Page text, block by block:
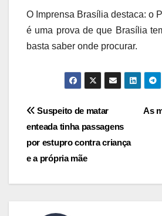
O Imprensa Brasília destaca: o
é uma prova de que Brasília
basta saber onde procurar.
Navegação
de
Post
As
Suspeito de matar
enteada tinha passagens
por estupro contra criança
e a própria mãe